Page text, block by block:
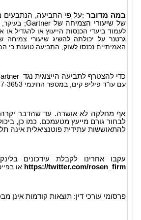
במה מדובר :על פי התביעה, הנתבעים
של שיעורי הצמיחה שלGartner
;
לעמוד ביעדי הכנסות הייעוץ או להגדיל
האמיתיים נכנסו לשוק, התביעה טוענת כי
כדי להצטרף לתביעה הייצוגית נגד
עם עו"ד פיליפ קים, במספר החינמי 866-767-3653, או בדוא"ל
אף מחלקה לא אושרה. עד שהדבר יקרה,
לבחור גורם מייעץ מטעמכם. כמו כן,
להתאוששות עתידית פוטנציאלית אינה
עקבו אחרינו לקבלת עידכונים
https://twitter.com/rosen_firm או
פרסומי עורכי דין: תוצאות קודמות אינן